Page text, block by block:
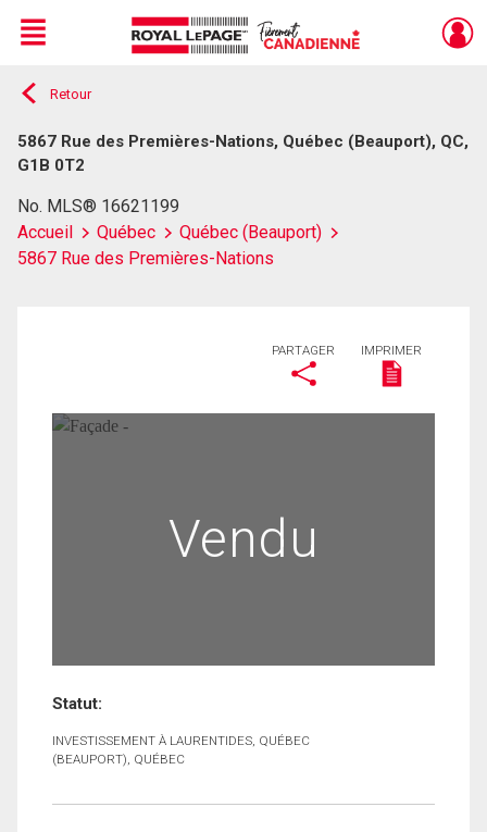
Live
En Direct
Menu
Retour
5867 Rue des Premières-Nations, Québec (Beauport), QC,
G1B 0T2
No. MLS® 16621199
Accueil
Québec
Québec (Beauport)
5867 Rue des Premières-Nations
PARTAGER IMPRIMER
Vendu
Statut:
INVESTISSEMENT À LAURENTIDES, QUÉBEC
(BEAUPORT), QUÉBEC